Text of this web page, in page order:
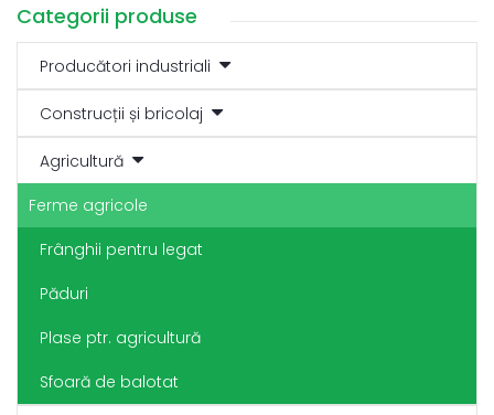
Categorii produse
Producători industriali
Construcții și bricolaj
Agricultură
Ferme agricole
Frânghii pentru legat
Păduri
Plase ptr. agricultură
Sfoară de balotat